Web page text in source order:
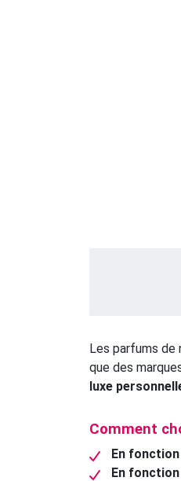
Les parfums de
que des
luxe
Comment
En
En